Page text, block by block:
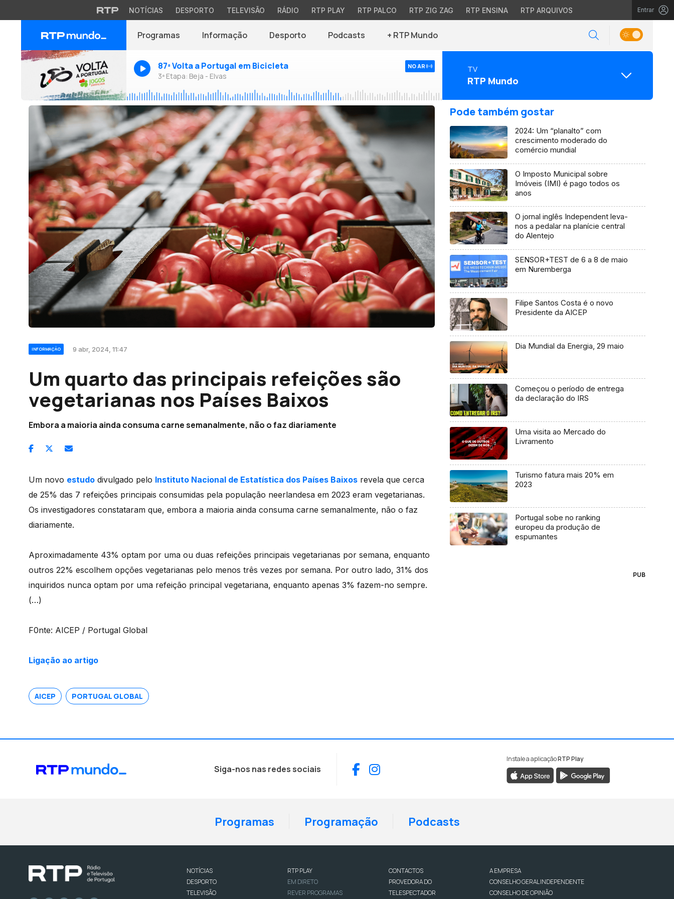
NOTÍCIAS DESPORTO TELEVISÃO RÁDIO RTP PLAY RTP PALCO RTP ZIG ZAG RTP ENSINA RTP ARQUIVOS Entrar
Programas Informação Desporto Podcasts + RTP Mundo
87ª Volta a Portugal em Bicicleta
3ª Etapa: Beja - Elvas
NO AR TV
RTP Mundo
INFORMAÇÃO 9 abr, 2024, 11:47
Um quarto das principais refeições são
vegetarianas nos Países Baixos
Embora a maioria ainda consuma carne semanalmente, não o faz diariamente
Um novo estudo divulgado pelo Instituto Nacional de Estatística dos Países Baixos revela que cerca
de 25% das 7 refeições principais consumidas pela população neerlandesa em 2023 eram vegetarianas.
Os investigadores constataram que, embora a maioria ainda consuma carne semanalmente, não o faz
diariamente.
Aproximadamente 43% optam por uma ou duas refeições principais vegetarianas por semana, enquanto
outros 22% escolhem opções vegetarianas pelo menos três vezes por semana. Por outro lado, 31% dos
inquiridos nunca optam por uma refeição principal vegetariana, enquanto apenas 3% fazem-no sempre.
(…)
F0nte: AICEP / Portugal Global
Ligação ao artigo
AICEP PORTUGAL GLOBAL
Pode também gostar
2024: Um “planalto” com
crescimento moderado do
comércio mundial
O Imposto Municipal sobre
Imóveis (IMI) é pago todos os
anos
O jornal inglês Independent leva-
nos a pedalar na planície central
do Alentejo
SENSOR+TEST de 6 a 8 de maio
em Nuremberga
Filipe Santos Costa é o novo
Presidente da AICEP
Dia Mundial da Energia, 29 maio
Começou o período de entrega
da declaração do IRS
Uma visita ao Mercado do
Livramento
Turismo fatura mais 20% em
2023
Portugal sobe no ranking
europeu da produção de
espumantes
PUB
Siga-nos nas redes sociais Facebook
Instagram
Instale a aplicaçãoRTP Play
Programas Programação Podcasts
NOTÍCIAS
DESPORTO
TELEVISÃO
RTP PLAY
EM DIRETO
REVER PROGRAMAS
CONTACTOS
PROVEDORA DO
TELESPECTADOR
A EMPRESA
CONSELHO GERAL INDEPENDENTE
CONSELHO DE OPINIÃO